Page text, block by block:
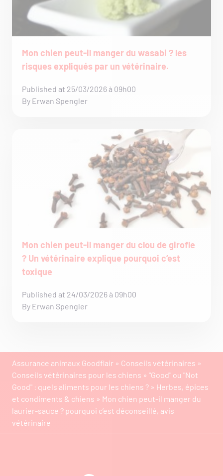
Mon chien peut-il manger du wasabi ? les
risques expliqués par un vétérinaire.
Published at 25/03/2026 à 09h00
By Erwan Spengler
Mon chien peut-il manger du clou de girofle
? Un vétérinaire explique pourquoi c’est
toxique
Published at 24/03/2026 à 09h00
By Erwan Spengler
Assurance animaux Goodflair » Conseils vétérinaires »
Conseils vétérinaires pour les chiens » "Good" ou "Not
Good" : quels aliments pour les chiens ? » Herbes, épices
et condiments & chiens » Mon chien peut-il manger du
laurier-sauce ? pourquoi c’est déconseillé, avis
vétérinaire